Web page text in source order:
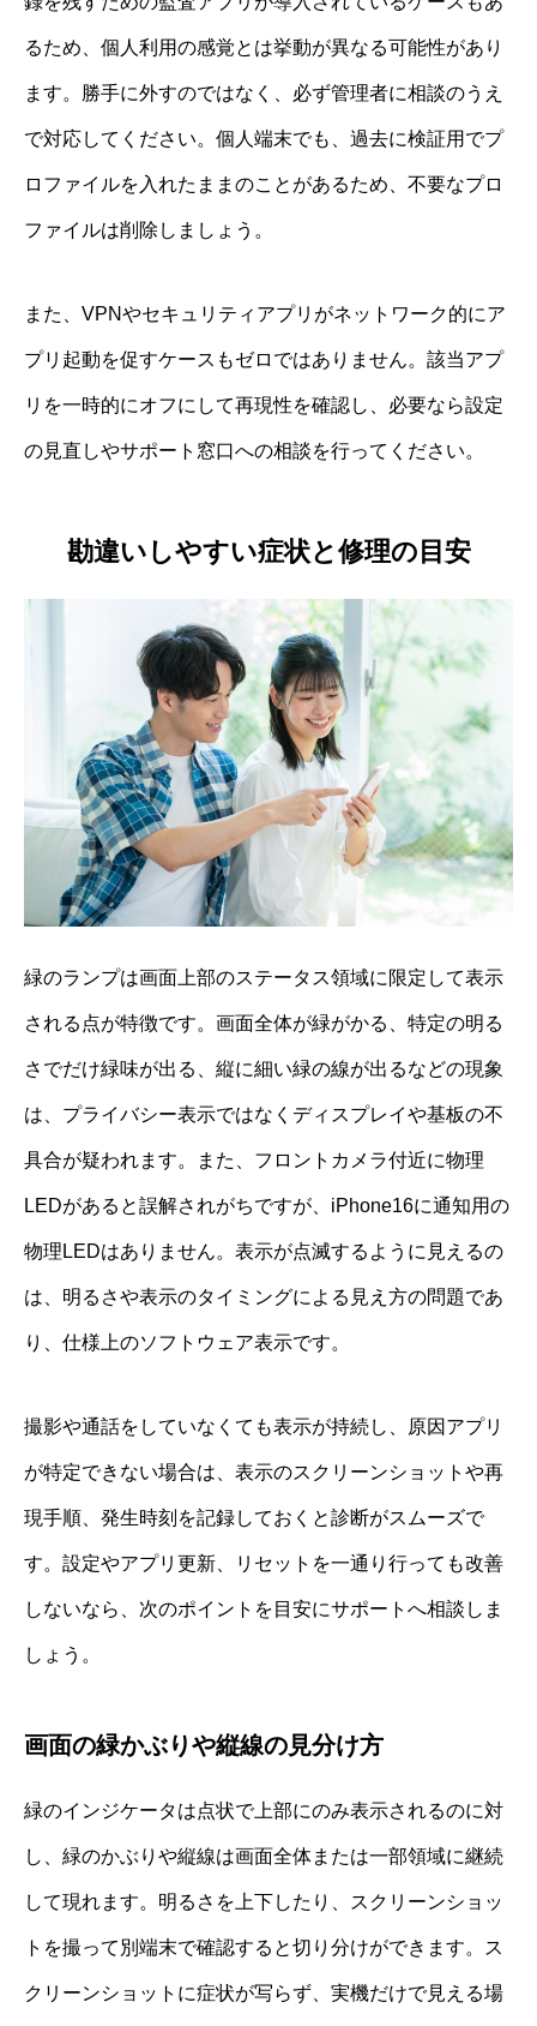
るため、個人利用の感覚とは挙動が異なる可能性があり
ます。勝手に外すのではなく、必ず管理者に相談のうえ
で対応してください。個人端末でも、過去に検証用でプ
ロファイルを入れたままのことがあるため、不要なプロ
ファイルは削除しましょう。
また、VPNやセキュリティアプリがネットワーク的にア
プリ起動を促すケースもゼロではありません。該当アプ
リを一時的にオフにして再現性を確認し、必要なら設定
の見直しやサポート窓口への相談を行ってください。
勘違いしやすい症状と修理の目安
緑のランプは画面上部のステータス領域に限定して表示
される点が特徴です。画面全体が緑がかる、特定の明る
さでだけ緑味が出る、縦に細い緑の線が出るなどの現象
は、プライバシー表示ではなくディスプレイや基板の不
具合が疑われます。また、フロントカメラ付近に物理
LEDがあると誤解されがちですが、iPhone16に通知用の
物理LEDはありません。表示が点滅するように見えるの
は、明るさや表示のタイミングによる見え方の問題であ
り、仕様上のソフトウェア表示です。
撮影や通話をしていなくても表示が持続し、原因アプリ
が特定できない場合は、表示のスクリーンショットや再
現手順、発生時刻を記録しておくと診断がスムーズで
す。設定やアプリ更新、リセットを一通り行っても改善
しないなら、次のポイントを目安にサポートへ相談しま
しょう。
画面の緑かぶりや縦線の見分け方
緑のインジケータは点状で上部にのみ表示されるのに対
し、緑のかぶりや縦線は画面全体または一部領域に継続
して現れます。明るさを上下したり、スクリーンショッ
トを撮って別端末で確認すると切り分けができます。ス
クリーンショットに症状が写らず、実機だけで見える場